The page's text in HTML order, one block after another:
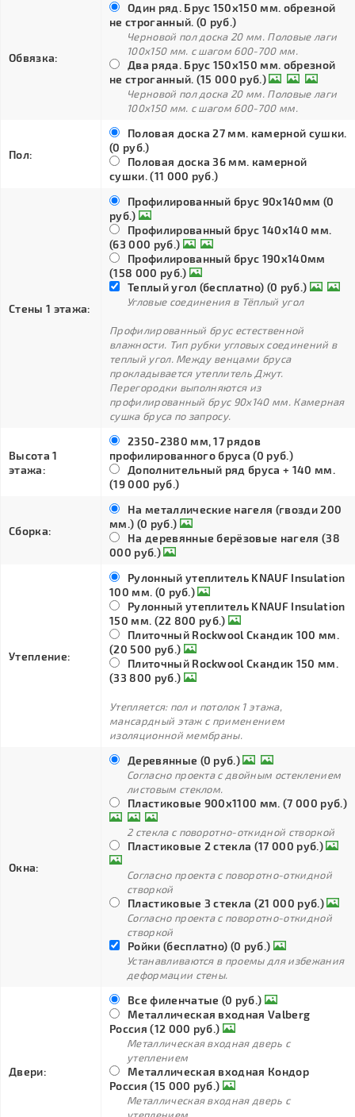
Обвязка:
Один ряд. Брус 150х150 мм. обрезной
не строганный. (0 руб.)
Черновой пол доска 20 мм. Половые лаги
100х150 мм. с шагом 600-700 мм.
Два ряда. Брус 150х150 мм. обрезной
не строганный. (15 000 руб.)
Черновой пол доска 20 мм. Половые лаги
100х150 мм. с шагом 600-700 мм.
Пол:
Половая доска 27 мм. камерной сушки.
(0 руб.)
Половая доска 36 мм. камерной
сушки. (11 000 руб.)
Стены 1 этажа:
Профилированный брус 90х140мм (0
руб.)
Профилированный брус 140х140 мм.
(63 000 руб.)
Профилированный брус 190х140мм
(158 000 руб.)
Теплый угол (бесплатно) (0 руб.)
Угловые соединения в Тёплый угол
Профилированный брус естественной
влажности. Тип рубки угловых соединений в
теплый угол. Между венцами бруса
прокладывается утеплитель Джут.
Перегородки выполняются из
профилированный брус 90х140 мм. Камерная
сушка бруса по запросу.
Высота 1
этажа:
2350-2380 мм, 17 рядов
профилированного бруса (0 руб.)
Дополнительный ряд бруса + 140 мм.
(19 000 руб.)
Сборка:
На металлические нагеля (гвозди 200
мм.) (0 руб.)
На деревянные берёзовые нагеля (38
000 руб.)
Утепление:
Рулонный утеплитель KNAUF Insulation
100 мм. (0 руб.)
Рулонный утеплитель KNAUF Insulation
150 мм. (22 800 руб.)
Плиточный Rockwool Скандик 100 мм.
(20 500 руб.)
Плиточный Rockwool Скандик 150 мм.
(33 800 руб.)
Утепляется: пол и потолок 1 этажа,
мансардный этаж с применением
изоляционной мембраны.
Окна:
Деревянные (0 руб.)
Согласно проекта с двойным остеклением
листовым стеклом.
Пластиковые 900х1100 мм. (7 000 руб.)
2 стекла с поворотно-откидной створкой
Пластиковые 2 стекла (17 000 руб.)
Согласно проекта с поворотно-откидной
створкой
Пластиковые 3 стекла (21 000 руб.)
Согласно проекта с поворотно-откидной
створкой
Ройки (бесплатно) (0 руб.)
Устанавливаются в проемы для избежания
деформации стены.
Двери:
Все филенчатые (0 руб.)
Металлическая входная Valberg
Россия (12 000 руб.)
Металлическая входная дверь с
утеплением
Металлическая входная Кондор
Россия (15 000 руб.)
Металлическая входная дверь с